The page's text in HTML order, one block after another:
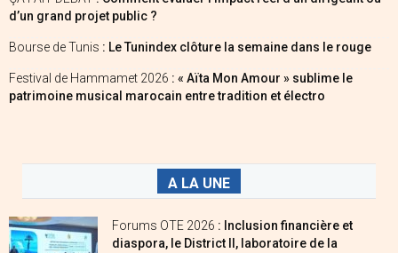
d’un grand projet public ?
Bourse de Tunis : Le Tunindex clôture la semaine dans le rouge
Festival de Hammamet 2026 : « Aïta Mon Amour » sublime le
patrimoine musical marocain entre tradition et électro
A LA UNE
Forums OTE 2026 : Inclusion financière et
diaspora, le District II, laboratoire de la